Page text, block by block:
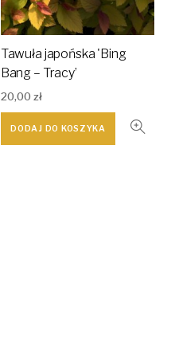
Tawuła japońska 'Bing
Bang – Tracy’
20,00 zł
DODAJ DO KOSZYKA